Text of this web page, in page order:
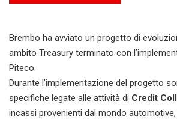
Brembo ha avviato un progetto di
ambito Treasury terminato con
Piteco.
Durante l’implementazione del progetto
specifiche legate alle attività di Credit
incassi provenienti dal mondo